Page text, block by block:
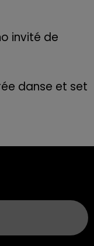
invité de
danse et set